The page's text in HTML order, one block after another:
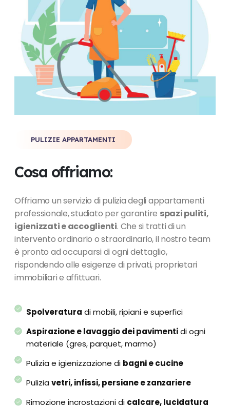
PULIZIE APPARTAMENTI
Cosa offriamo:
Offriamo un servizio di pulizia degli appartamenti
professionale, studiato per garantire spazi puliti,
igienizzati e accoglienti. Che si tratti di un
intervento ordinario o straordinario, il nostro team
è pronto ad occuparsi di ogni dettaglio,
rispondendo alle esigenze di privati, proprietari
immobiliari e affittuari.
Spolveratura di mobili, ripiani e superfici
Aspirazione e lavaggio dei pavimentidi ogni
materiale (gres, parquet, marmo)
Pulizia e igienizzazione di bagni e cucine
Pulizia vetri, infissi, persiane e zanzariere
Rimozione incrostazioni di calcare, lucidatura